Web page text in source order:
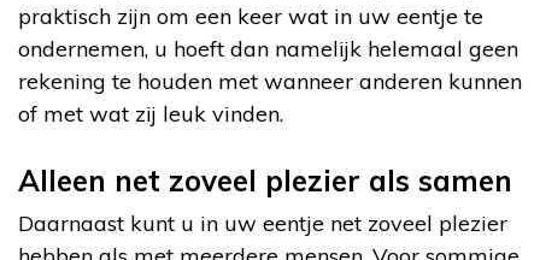
praktisch zijn om een keer wat in uw eentje te
ondernemen, u hoeft dan namelijk helemaal geen
rekening te houden met wanneer anderen kunnen
of met wat zij leuk vinden.
Alleen net zoveel plezier als samen
Daarnaast kunt u in uw eentje net zoveel plezier